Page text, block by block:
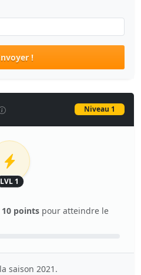
!
Niveau 1
LVL 1
10 points pour atteindre le
saison 2021.